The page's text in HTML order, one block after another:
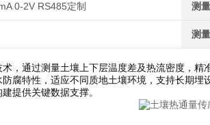
0-2V RS485定制 测
测
，通过测量土壤上下层温度差及热流密度，
腐特性，适应不同质地土壤环境，支持长期
提供关键数据支撑。